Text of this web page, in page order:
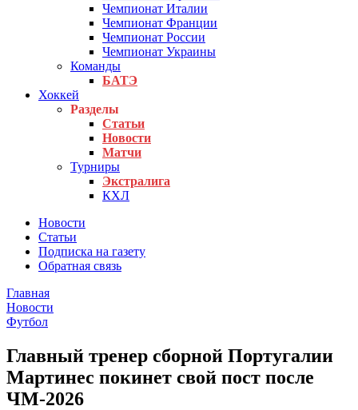
Чемпионат Италии
Чемпионат Франции
Чемпионат России
Чемпионат Украины
Команды
БАТЭ
Хоккей
Разделы
Статьи
Новости
Матчи
Турниры
Экстралига
КХЛ
Новости
Статьи
Подписка на газету
Обратная связь
Главная
Новости
Футбол
Главный тренер сборной Португалии
Мартинес покинет свой пост после
ЧМ-2026